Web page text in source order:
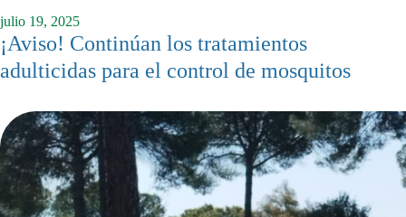
julio 19, 2025
¡Aviso! Continúan los tratamientos
adulticidas para el control de mosquitos